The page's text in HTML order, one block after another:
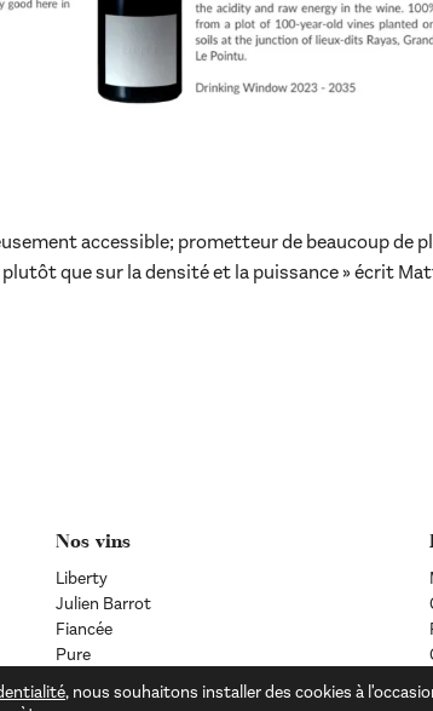
accessible; prometteur de beaucoup de
que sur la densité et la puissance » écrit
Nos vins
Liberty
Julien Barrot
Fiancée
Pure
Pure blanc
, nous souhaitons installer des cookies à